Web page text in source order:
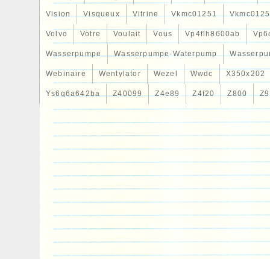
Vision Visqueux Vitrine Vkmc01251
Volvo Votre Voulait Vous Vp4flh8600ab
Wasserpumpe Wasserpumpe-Waterpump
Webinaire Wentylator Wezel Wwdc X350x202
Ys6q6a642ba Z40099 Z4e89 Z4f20 Z800